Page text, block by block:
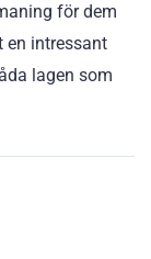
för dem
en intressant
lagen som